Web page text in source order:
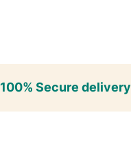
100% Secure delivery